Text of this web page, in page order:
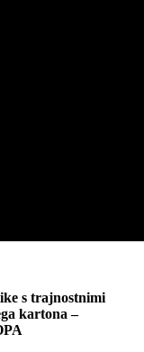
s trajnostnimi
kartona –